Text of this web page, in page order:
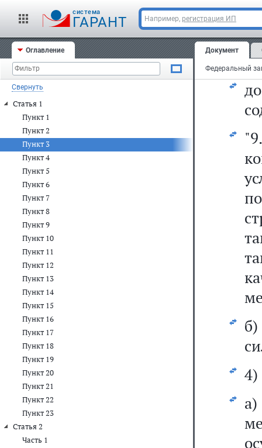
cистема
ГАРАНТ Например, регистрация ИП
Оглавление
Свернуть
Статья 1
Пункт 1
Пункт 2
Пункт 3
Пункт 4
Пункт 5
Пункт 6
Пункт 7
Пункт 8
Пункт 9
Пункт 10
Пункт 11
Пункт 12
Пункт 13
Пункт 14
Пункт 15
Пункт 16
Пункт 17
Пункт 18
Пункт 19
Пункт 20
Пункт 21
Пункт 22
Пункт 23
Статья 2
Часть 1
Документ